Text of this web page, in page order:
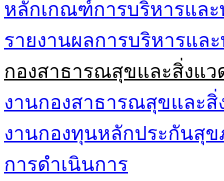
หลักเกณฑ์การบริหารแล
รายงานผลการบริหารแ
กองสาธารณสุขและสิ่งแว
งานกองสาธารณสุขและสิ่
งานกองทุนหลักประกันสุ
การดำเนินการ